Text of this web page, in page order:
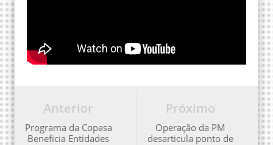
Próximo
Operação da PM
desarticula ponto de
Anterior
Programa da Copasa
Beneficia Entidades